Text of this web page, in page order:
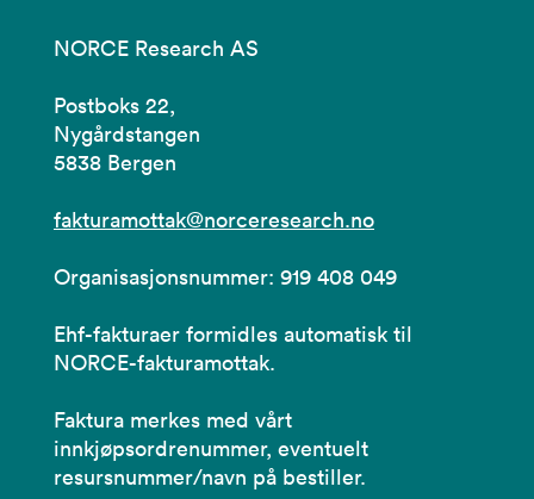
NORCE Research AS
Postboks 22,
Nygårdstangen
5838 Bergen
fakturamottak@norceresearch.no
Organisasjonsnummer: 919 408 049
Ehf-fakturaer formidles automatisk til
NORCE-fakturamottak.
Faktura merkes med vårt
innkjøpsordrenummer, eventuelt
resursnummer/navn på bestiller.